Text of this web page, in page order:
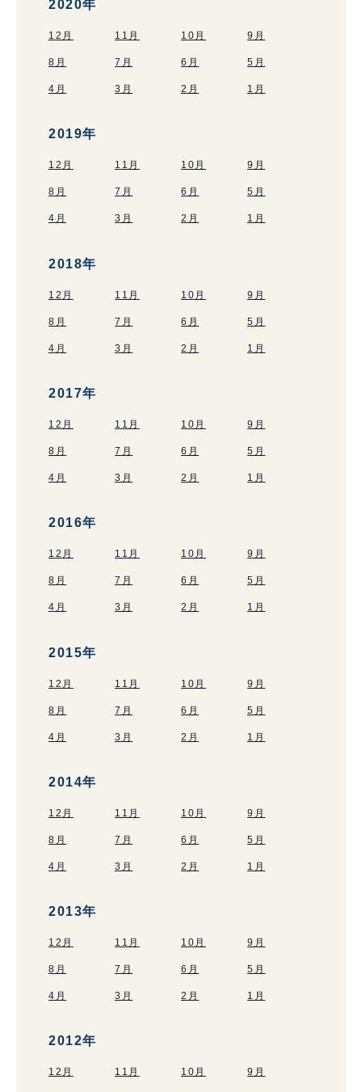
2020年
12月 11月 10月 9月
8月 7月 6月 5月
4月 3月 2月 1月
2019年
12月 11月 10月 9月
8月 7月 6月 5月
4月 3月 2月 1月
2018年
12月 11月 10月 9月
8月 7月 6月 5月
4月 3月 2月 1月
2017年
12月 11月 10月 9月
8月 7月 6月 5月
4月 3月 2月 1月
2016年
12月 11月 10月 9月
8月 7月 6月 5月
4月 3月 2月 1月
2015年
12月 11月 10月 9月
8月 7月 6月 5月
4月 3月 2月 1月
2014年
12月 11月 10月 9月
8月 7月 6月 5月
4月 3月 2月 1月
2013年
12月 11月 10月 9月
8月 7月 6月 5月
4月 3月 2月 1月
2012年
12月 11月 10月 9月